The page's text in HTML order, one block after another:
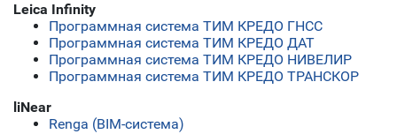
Leica Infinity
Программная система ТИМ КРЕДО ГНСС
Программная система ТИМ КРЕДО ДАТ
Программная система ТИМ КРЕДО НИВЕЛИР
Программная система ТИМ КРЕДО ТРАНСКОР
liNear
Renga (BIM-система)